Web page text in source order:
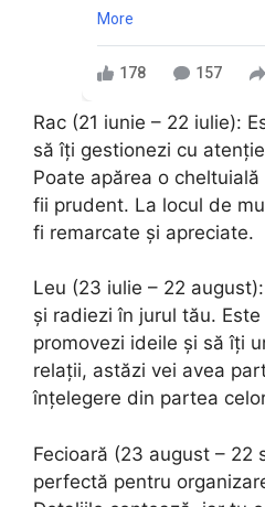
More
178 157
Rac (21 iunie – 22 iulie):
să îți gestionezi cu
Poate apărea o
fii prudent. La locul de
fi remarcate și apreciate.
Leu (23 iulie – 22
și radiezi în jurul tău.
promovezi ideile și să îți
relații, astăzi vei avea
înțelegere din partea
Fecioară (23 august – 22
perfectă pentru